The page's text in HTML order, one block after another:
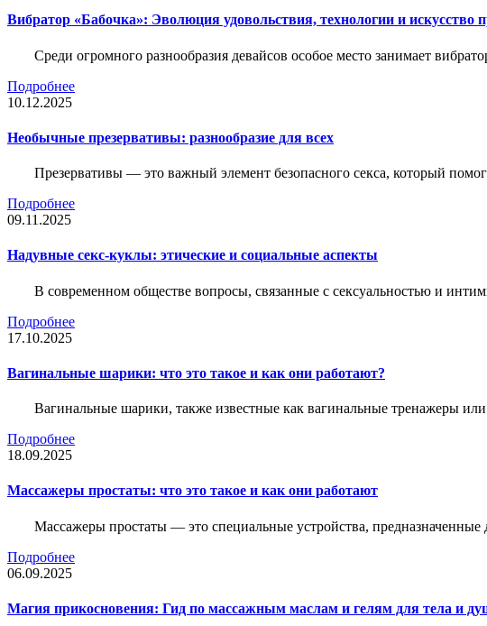
Вибратор «Бабочка»: Эволюция удовольствия, технологии и искусство
Среди огромного разнообразия девайсов особое место занимает
Подробнее
10.12.2025
Необычные презервативы: разнообразие для всех
Презервативы — это важный элемент безопасного секса, который
Подробнее
09.11.2025
Надувные секс-куклы: этические и социальные аспекты
В современном обществе вопросы, связанные с сексуальностью и
Подробнее
17.10.2025
Вагинальные шарики: что это такое и как они работают?
Вагинальные шарики, также известные как вагинальные тренажеры
Подробнее
18.09.2025
Массажеры простаты: что это такое и как они работают
Массажеры простаты — это специальные устройства, предназначенные
Подробнее
06.09.2025
Магия прикосновения: Гид по массажным маслам и гелям для тела и